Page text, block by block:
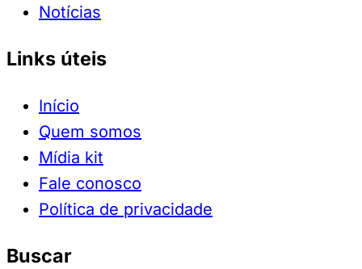
Notícias
Links úteis
Início
Quem somos
Mídia kit
Fale conosco
Política de privacidade
Buscar